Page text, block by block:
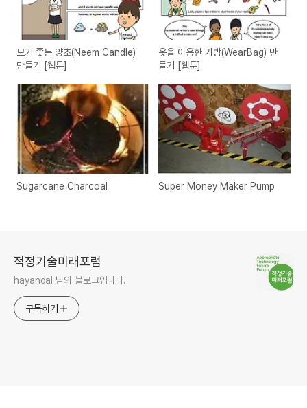
모기 쫓는 양초(Neem Candle)
만들기 [웹툰]
옷을 이용한 가방(WearBag) 만
들기 [웹툰]
Sugarcane Charcoal Super Money Maker Pump
적정기술미래포럼
hayandal 님의 블로그입니다.
구독하기